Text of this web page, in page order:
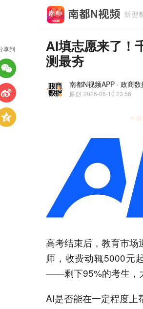
AI填志愿来了！
测最夯
南都N视频APP · 政商数
原创 2026-06-10 23:56
高考结束后，教育市
师，收费动辄5000元
——剩下95%的考生，
AI是否能在一定程度上
享到